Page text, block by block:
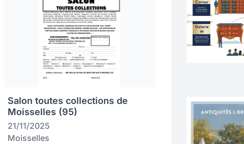
Salon toutes collections de
Moisselles (95)
21/11/2025
Moisselles